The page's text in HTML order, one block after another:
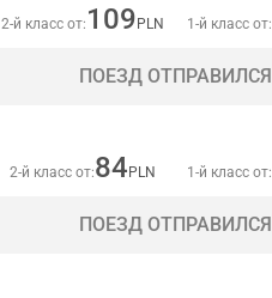
2-й класс от: 109 PLN 1-й класс от:
ПОЕЗД ОТПРАВИЛСЯ
2-й класс от:84 PLN 1-й класс от:
ПОЕЗД ОТПРАВИЛСЯ